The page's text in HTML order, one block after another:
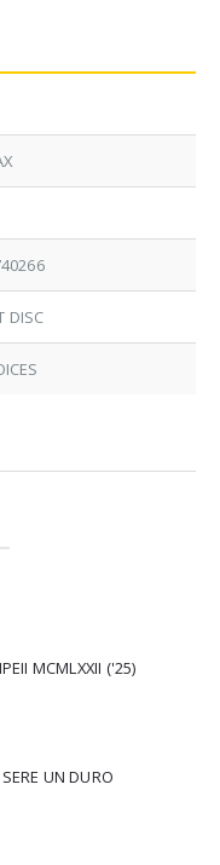
DISC
MCMLXXII ('25)
UN DURO